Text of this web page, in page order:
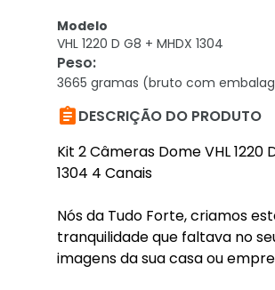
Modelo
VHL 1220 D G8 + MHDX 1304
Peso:
3665 gramas (bruto com
DESCRIÇÃO DO PRODUTO
Kit 2 Câmeras Dome VHL
1304 4 Canais
Nós da Tudo Forte, criamos
tranquilidade que faltava no
imagens da sua casa ou